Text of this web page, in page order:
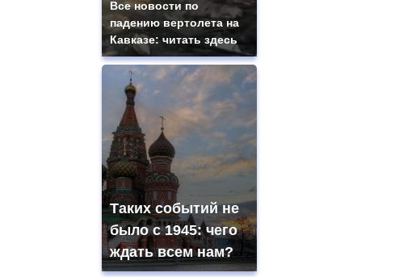
Все новости по
падению вертолета на
Кавказе: читать здесь
Таких событий не
было с 1945: чего
ждать всем нам?